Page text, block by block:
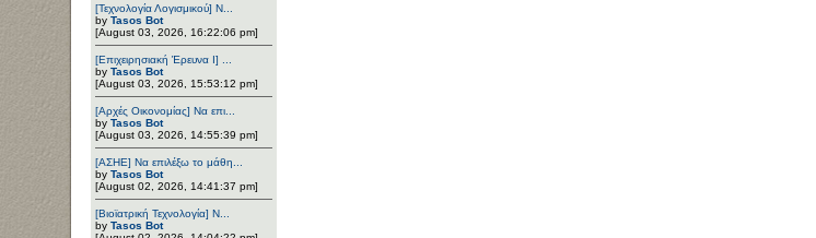
[Τεχνολογία Λογισμικού] Ν...
by Tasos Bot
[August 03, 2026, 16:22:06 pm]
[Επιχειρησιακή Έρευνα Ι] ...
by Tasos Bot
[August 03, 2026, 15:53:12 pm]
[Αρχές Οικονομίας] Να επι...
by Tasos Bot
[August 03, 2026, 14:55:39 pm]
[ΑΣΗΕ] Να επιλέξω το μάθη...
by Tasos Bot
[August 02, 2026, 14:41:37 pm]
[Βιοϊατρική Τεχνολογία] Ν...
by Tasos Bot